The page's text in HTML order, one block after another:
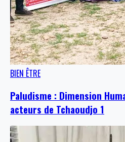
BIEN ÊTRE
Paludisme : Dimension
acteurs de Tchaoudjo 1